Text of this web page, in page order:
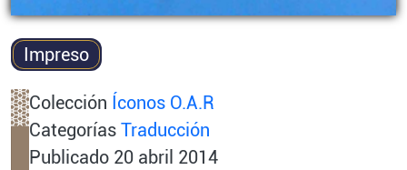
Impreso
Colección Íconos O.A.R
Categorías Traducción
Publicado 20 abril 2014